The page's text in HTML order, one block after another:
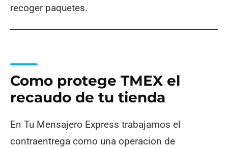
recoger paquetes.
Como protege TMEX el
recaudo de tu tienda
En Tu Mensajero Express trabajamos el
contraentrega como una operacion de